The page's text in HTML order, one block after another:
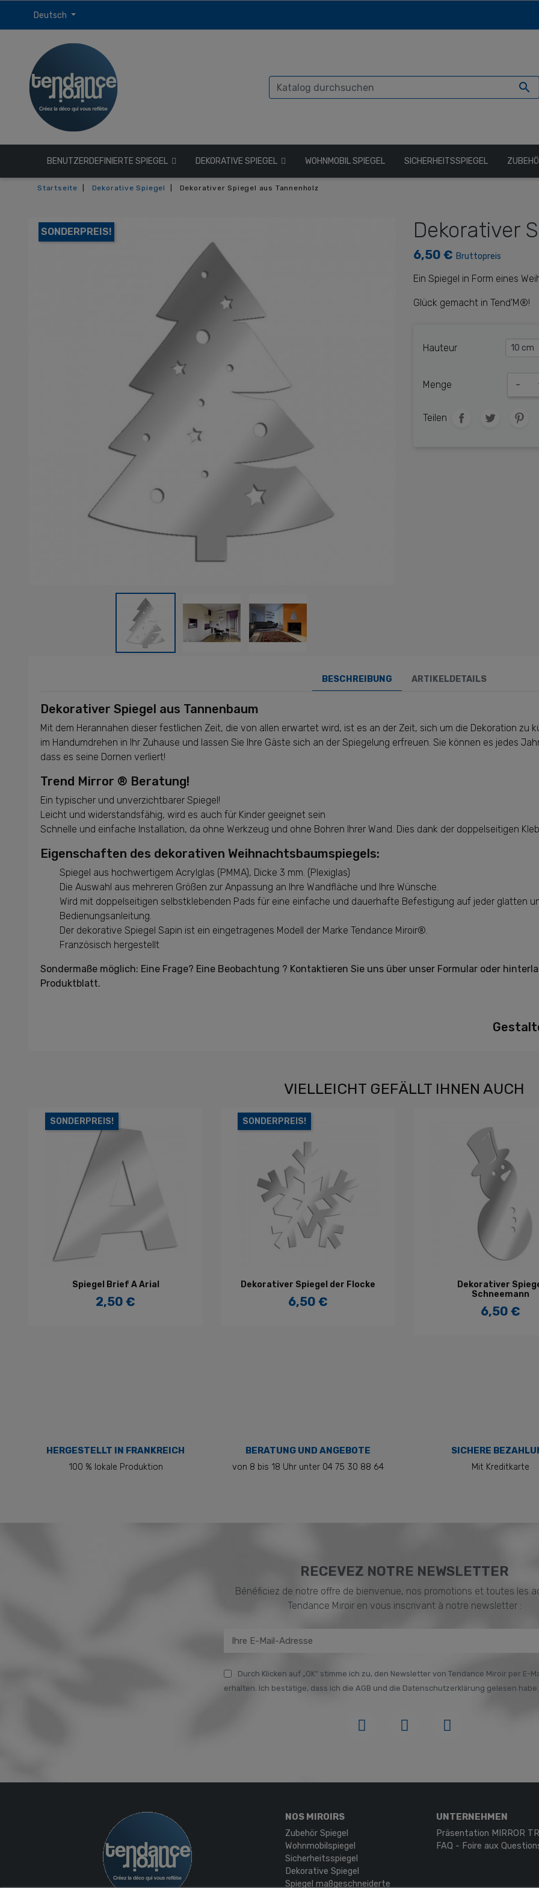
Deutsch

BENUTZERDEFINIERTE SPIEGEL DEKORATIVE SPIEGEL WOHNMOBIL SPIEGEL SICHERHEITSSPIEGEL
Startseite Dekorative Spiegel Dekorativer Spiegel aus Tannenholz
SONDERPREIS! Dekorativer
6,50 € Bruttopreis
Ein Spiegel in Form eines
Glück gemacht in Tend'M®!
Hauteur
Menge -
Teilen
BESCHREIBUNG ARTIKELDETAILS
Dekorativer Spiegel aus Tannenbaum
Mit dem Herannahen dieser festlichen Zeit, die von allen erwartet wird, ist es an der Zeit, sich um die Dekoration zu
im Handumdrehen in Ihr Zuhause und lassen Sie Ihre Gäste sich an der Spiegelung erfreuen. Sie können es jedes
dass es seine Dornen verliert!
Trend Mirror ® Beratung!
Ein typischer und unverzichtbarer Spiegel!
Leicht und widerstandsfähig, wird es auch für Kinder geeignet sein
Schnelle und einfache Installation, da ohne Werkzeug und ohne Bohren Ihrer Wand. Dies dank der doppelseitigen
Eigenschaften des dekorativen Weihnachtsbaumspiegels:
Spiegel aus hochwertigem Acrylglas (PMMA), Dicke 3 mm. (Plexiglas)
Die Auswahl aus mehreren Größen zur Anpassung an Ihre Wandfläche und Ihre Wünsche.
Wird mit doppelseitigen selbstklebenden Pads für eine einfache und dauerhafte Befestigung auf jeder glatten
Bedienungsanleitung.
Der dekorative Spiegel Sapin ist ein eingetragenes Modell der Marke Tendance Miroir®.
Französisch hergestellt
Sondermaße möglich: Eine Frage? Eine Beobachtung ? Kontaktieren Sie uns über unser Formular oder
Produktblatt.
VIELLEICHT GEFÄLLT IHNEN AUCH
IN DEN WARENKORB
Spiegel Brief A Arial
Preis
2,50 €
SONDERPREIS!
IN DEN WARENKORB
Dekorativer Spiegel der Flocke
Preis
6,50 €
SONDERPREIS!
IN DEN WARENKORB
Dekorativer
Schneemann
Preis
6,50 €
HERGESTELLT IN FRANKREICH
100 % lokale Produktion
BERATUNG UND ANGEBOTE
von 8 bis 18 Uhr unter 04 75 30 88 64
SICHERE
Mit Kreditkarte
RECEVEZ NOTRE NEWSLETTER
Bénéficiez de notre offre de bienvenue, nos promotions et toutes les
Tendance Miroir en vous inscrivant à notre newsletter :
Durch Klicken auf „OK“ stimme ich zu, den Newsletter von Tendance Miroir per E-
erhalten. Ich bestätige, dass ich die AGB und die Datenschutzerklärung gelesen habe.
NOS MIROIRS
Zubehör Spiegel
Wohnmobilspiegel
Sicherheitsspiegel
Dekorative Spiegel
Spiegel maßgeschneiderte
UNTERNEHMEN
Präsentation MIRROR
FAQ - Foire aux